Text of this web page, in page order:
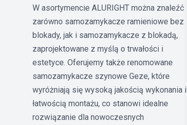
W asortymencie ALURIGHT można znaleźć
zarówno samozamykacze ramieniowe bez
blokady, jak i samozamykacze z blokadą,
zaprojektowane z myślą o trwałości i
estetyce. Oferujemy także renomowane
samozamykacze szynowe Geze, które
wyróżniają się wysoką jakością wykonania i
łatwością montażu, co stanowi idealne
rozwiązanie dla nowoczesnych